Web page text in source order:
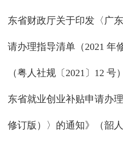
东省财政厅关于印发〈广
请办理指导清单（2021 年
（粤人社规〔2021〕12
东省就业创业补贴申请办
修订版）〉的通知》（韶人